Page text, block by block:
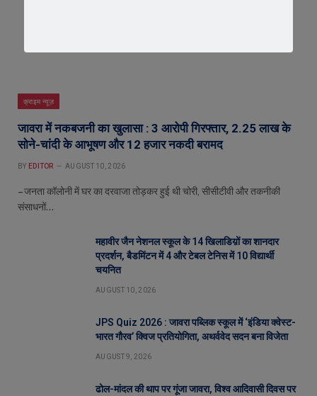
क्राइम न्यूज़
जावरा में नकबजनी का खुलासा : 3 आरोपी गिरफ्तार, 2.25 लाख के
सोने-चांदी के आभूषण और 12 हजार नकदी बरामद
BY EDITOR AUGUST 10, 2026
– जनता कॉलोनी में घर का दरवाजा तोड़कर हुई थी चोरी, सीसीटीवी और तकनीकी
संसाधनों…
महावीर जैन नेशनल स्कूल के 14 खिलाडिय़ों का शानदार
प्रदर्शन, बैडमिंटन में 4 और टेबल टेनिस में 10 विद्यार्थी
चयनित
AUGUST 10, 2026
JPS Quiz 2026 : जावरा पब्लिक स्कूल में ‘इंडिया क्वेस्ट-
भारत गौरव’ क्विज प्रतियोगिता, अथर्ववेद सदन बना विजेता
AUGUST 9, 2026
ढोल-मांदल की थाप पर गूंजा जावरा, विश्व आदिवासी दिवस पर